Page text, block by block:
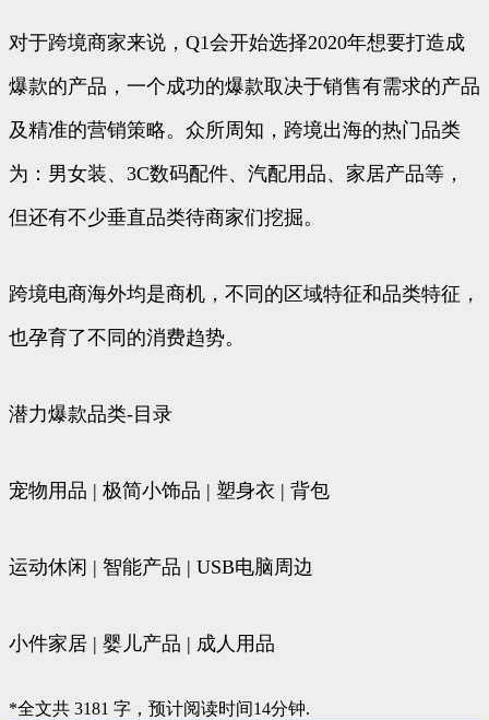
对于跨境商家来说，Q1会开始选择2020年想要打造成
爆款的产品，一个成功的爆款取决于销售有需求的产品
及精准的营销策略。众所周知，跨境出海的热门品类
为：男女装、3C数码配件、汽配用品、家居产品等，
但还有不少垂直品类待商家们挖掘。
跨境电商海外均是商机，不同的区域特征和品类特征，
也孕育了不同的消费趋势。
潜力爆款品类-目录
宠物用品 | 极简小饰品 | 塑身衣 | 背包
运动休闲 | 智能产品 | USB电脑周边
小件家居 | 婴儿产品 | 成人用品
*全文共 3181 字，预计阅读时间14分钟.